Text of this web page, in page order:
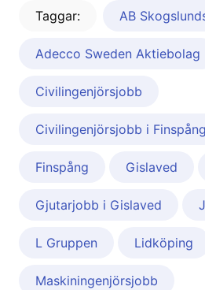
Taggar: AB
Adecco Sweden Aktiebolag
Civilingenjörsjobb
Civilingenjörsjobb i Finspång
Finspång Gislaved
Gjutarjobb i Gislaved
L Gruppen Lidköping
Maskiningenjörsjobb